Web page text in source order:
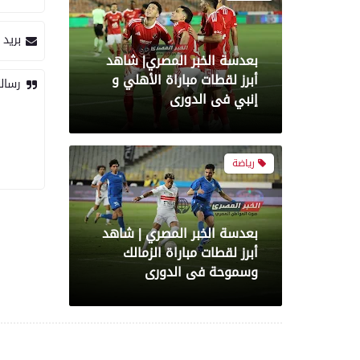
بعدسة الخبر المصري | شاهد
أبرز لقطات مباراة الزمالك
وسموحة فى الدورى
رياضة
أبرز لقطات الشوط الأول
لمباراة الزمالك وسموحه فى
الدورى